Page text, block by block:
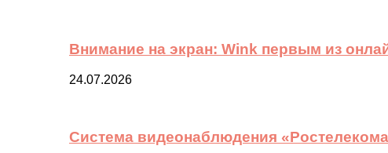
Внимание на экран: Wink первым из
24.07.2026
Система видеонаблюдения